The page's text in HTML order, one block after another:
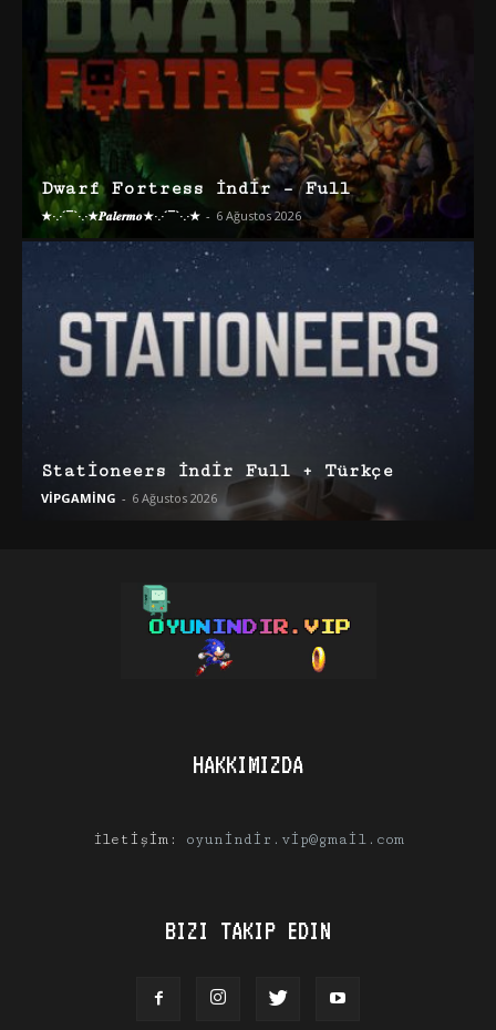
Dwarf Fortress İndir – Full
★·.·´¯`·.·★𝑷𝒂𝒍𝒆𝒓𝒎𝒐★·.·´¯`·.·★ - 6 Ağustos 2026
Stationeers İndir Full + Türkçe
VİPGAMİNG - 6 Ağustos 2026
HAKKIMIZDA
İletişim: oyunindir.vip@gmail.com
BIZI TAKIP EDIN